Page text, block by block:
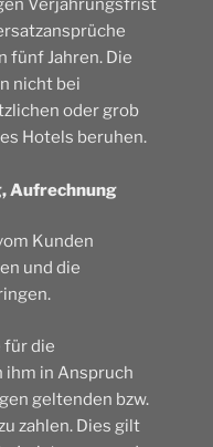
Verjährungsfrist
fünf Jahren. Die
nicht bei
oder grob
Hotels beruhen.
Aufrechnung
Kunden
und die
für die
ihm in Anspruch
geltenden bzw.
zahlen. Dies gilt